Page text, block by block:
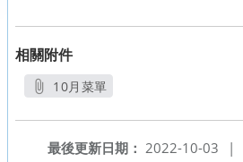
相關附件
10月菜單
最後更新日期： 2022-10-03
|